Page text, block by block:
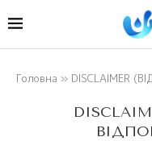
Головна » DISCLAIMER